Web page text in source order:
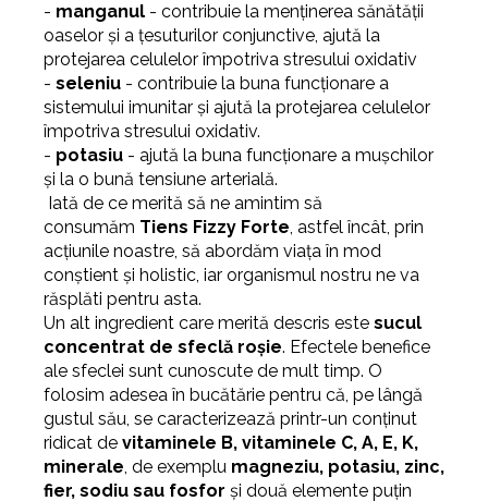
- manganul - contribuie la menținerea sănătății
oaselor și a țesuturilor conjunctive, ajută la
protejarea celulelor împotriva stresului oxidativ
- seleniu - contribuie la buna funcționare a
sistemului imunitar și ajută la protejarea celulelor
împotriva stresului oxidativ.
- potasiu - ajută la buna funcționare a mușchilor
și la o bună tensiune arterială.
Iată de ce merită să ne amintim să
consumăm Tiens Fizzy Forte, astfel încât, prin
acțiunile noastre, să abordăm viața în mod
conștient și holistic, iar organismul nostru ne va
răsplăti pentru asta.
Un alt ingredient care merită descris este sucul
concentrat de sfeclă roșie. Efectele benefice
ale sfeclei sunt cunoscute de mult timp. O
folosim adesea în bucătărie pentru că, pe lângă
gustul său, se caracterizează printr-un conținut
ridicat de vitaminele B, vitaminele C, A, E, K,
minerale, de exemplu magneziu, potasiu, zinc,
fier, sodiu sau fosfor și două elemente puțin